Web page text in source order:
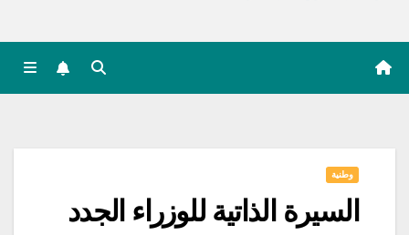
وطنية
السيرة الذاتية للوزراء الجدد